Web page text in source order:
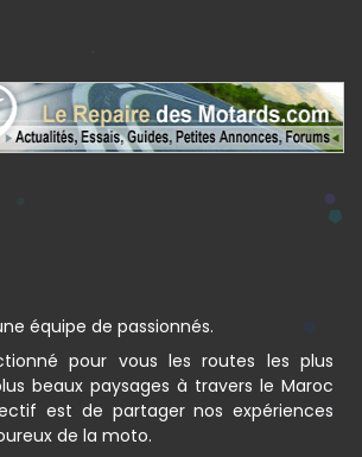
équipe de passionnés.
pour vous les routes les plus
beaux paysages à travers le Maroc
est de partager nos expériences
de la moto.